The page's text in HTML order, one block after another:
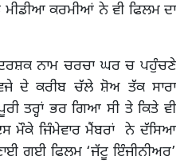
ਕਰਮੀਆਂ ਨੇ ਵੀ ਫਿਲਮ ਦਾ
ਨਾਮ ਚਰਚਾ ਘਰ ਚ ਪਹੁੰਚਣੇ
ਦੇ ਕਰੀਬ ਚੱਲੇ ਸ਼ੋਅ ਤੱਕ ਸਾਰਾ
ਤਰ੍ਹਾਂ ਭਰ ਗਿਆ ਸੀ ਤੇ ਕਿਤੇ ਵੀ
ਮੌਕੇ ਜਿੰਮੇਵਾਰ ਮੈਂਬਰਾਂ ਨੇ ਦੱਸਿਆ
ਗਈ ਫਿਲਮ ‘ਜੱਟੂ ਇੰਜੀਨੀਅਰ’